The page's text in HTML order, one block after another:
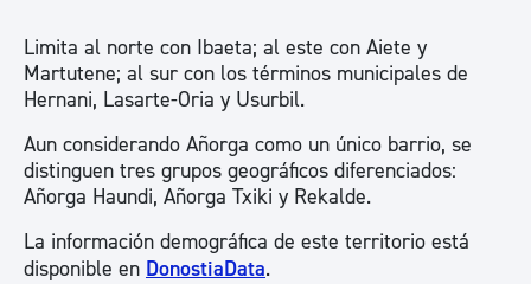
Limita al norte con Ibaeta; al este con Aiete y
Martutene; al sur con los términos municipales de
Hernani, Lasarte-Oria y Usurbil.
Aun considerando Añorga como un único barrio, se
distinguen tres grupos geográficos diferenciados:
Añorga Haundi, Añorga Txiki y Rekalde.
La información demográfica de este territorio está
disponible en DonostiaData.